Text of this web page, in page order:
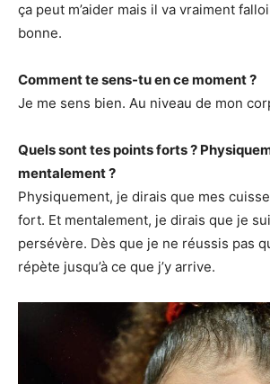
ça peut m’aider mais il va vraiment
bonne.
Comment te sens-tu en ce moment ?
Je me sens bien. Au niveau de mon
Quels sont tes points forts ?
mentalement ?
Physiquement, je dirais que mes
fort. Et mentalement, je dirais que je
persévère. Dès que je ne réussis pas
répète jusqu’à ce que j’y arrive.